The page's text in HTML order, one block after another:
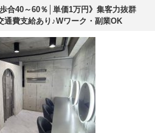
合40～60％│単価1万円》集客力抜群
費支給あり♪Wワーク・副業OK